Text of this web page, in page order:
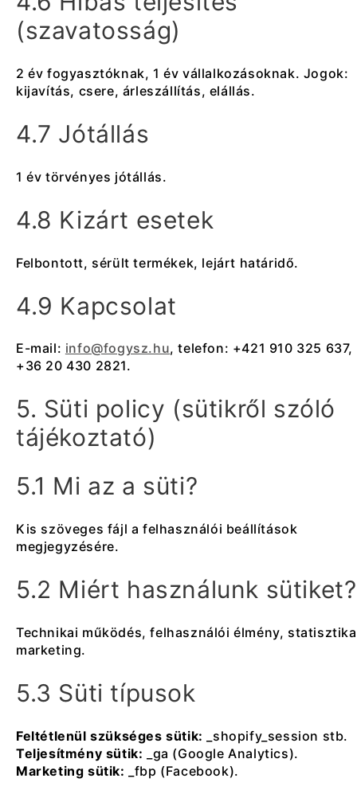
(szavatosság)
2 év fogyasztóknak, 1 év vállalkozásoknak. Jogok:
kijavítás, csere, árleszállítás, elállás.
4.7 Jótállás
1 év törvényes jótállás.
4.8 Kizárt esetek
Felbontott, sérült termékek, lejárt határidő.
4.9 Kapcsolat
E-mail: info@fogysz.hu, telefon: +421 910 325 637,
+36 20 430 2821.
5. Süti policy (sütikről szóló
tájékoztató)
5.1 Mi az a süti?
Kis szöveges fájl a felhasználói beállítások
megjegyzésére.
5.2 Miért használunk sütiket?
Technikai működés, felhasználói élmény,
marketing.
5.3 Süti típusok
Feltétlenül szükséges sütik:
_shopify_session stb.
Teljesítmény sütik:
_ga (Google Analytics).
Marketing sütik:
_fbp (Facebook).